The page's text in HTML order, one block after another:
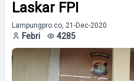
Laskar FPI
Lampungpro.co, 21-Dec-2020
Febri 4285